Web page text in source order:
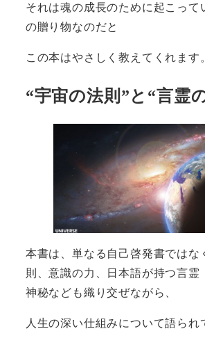
それは魂の成長のために起こって
の贈り物なのだと
この本はやさしく教えてくれます
“宇宙の法則”と“言霊
本書は、単なる自己啓発書ではな
則、意識の力、日本語が持つ言霊
神秘なども織り交ぜながら、
人生の深い仕組みについて語られ